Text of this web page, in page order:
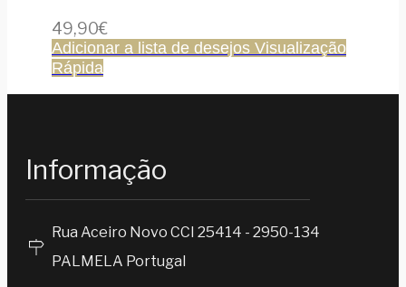
49,90€
Adicionar a lista de desejos Visualização
Rápida
Informação
Rua Aceiro Novo CCI 25414 - 2950-134
PALMELA Portugal